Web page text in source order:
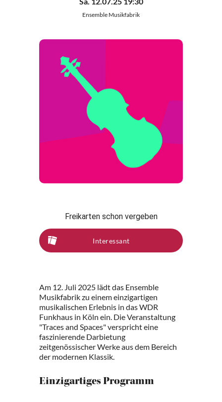
Ensemble Musikfabrik
Freikarten schon vergeben
Interessant
Am 12. Juli 2025 lädt das Ensemble
Musikfabrik zu einem einzigartigen
musikalischen Erlebnis in das WDR
Funkhaus in Köln ein. Die Veranstaltung
"Traces and Spaces" verspricht eine
faszinierende Darbietung
zeitgenössischer Werke aus dem Bereich
der modernen Klassik.
Einzigartiges Programm